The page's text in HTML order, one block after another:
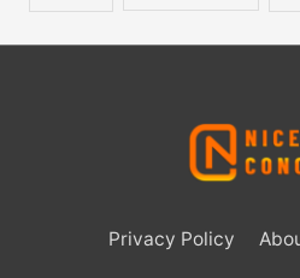
Privacy Policy